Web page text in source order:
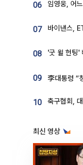
06
07
08
09
10
최신 영상